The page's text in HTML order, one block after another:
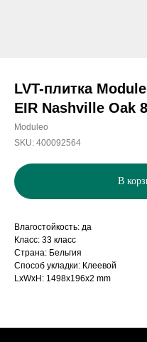
LVT-плитка
EIR Nashville Oak
Moduleo
SKU: 400092564
В
Влагостойкость: да
Класс: 33 класс
Страна: Бельгия
Способ укладки: Клеевой
LxWxH: 1498x196x2 mm